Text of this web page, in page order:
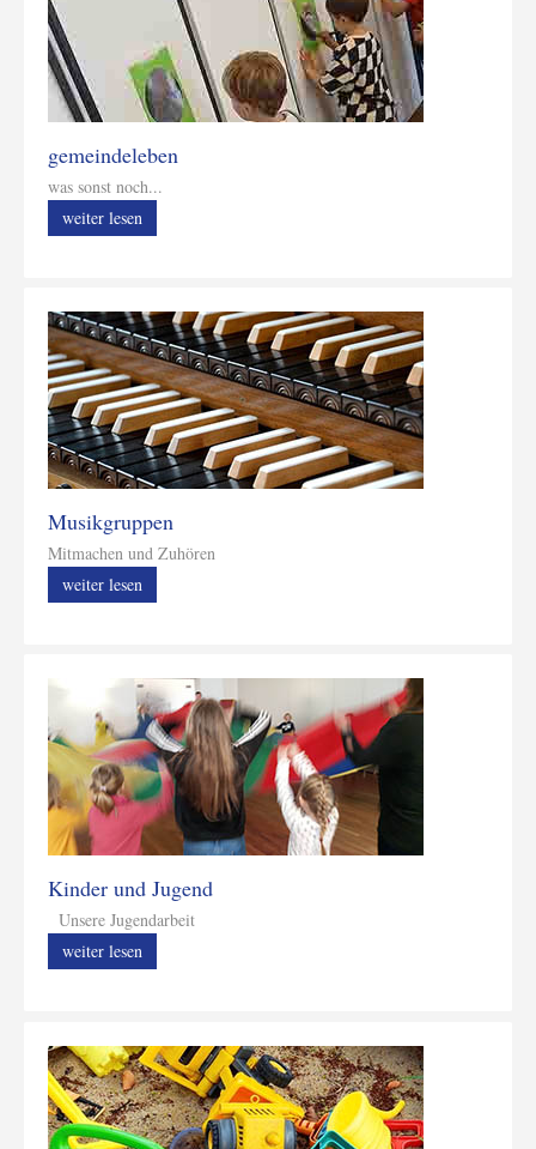
gemeindeleben
was sonst noch...
weiter lesen
Musikgruppen
Mitmachen und Zuhören
weiter lesen
Kinder und Jugend
Unsere Jugendarbeit
weiter lesen